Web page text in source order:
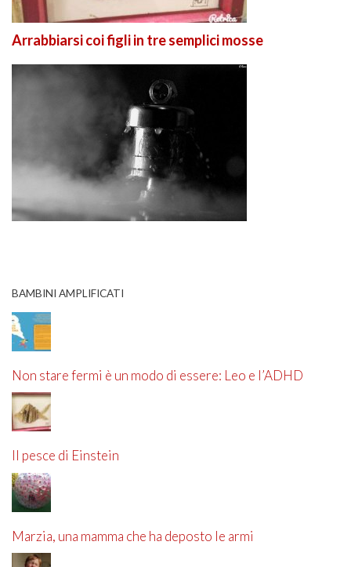
Arrabbiarsi coi figli in tre semplici mosse
BAMBINI AMPLIFICATI
Non stare fermi è un modo di essere: Leo e l’ADHD
Il pesce di Einstein
Marzia, una mamma che ha deposto le armi